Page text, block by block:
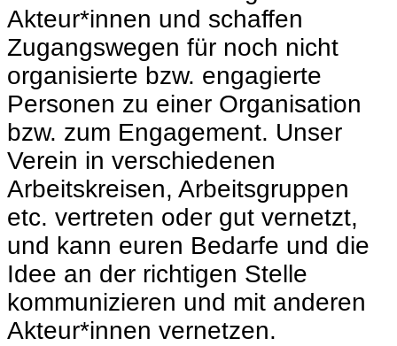
Akteur*innen und schaffen
Zugangswegen für noch nicht
organisierte bzw. engagierte
Personen zu einer Organisation
bzw. zum Engagement. Unser
Verein in verschiedenen
Arbeitskreisen, Arbeitsgruppen
etc. vertreten oder gut vernetzt,
und kann euren Bedarfe und die
Idee an der richtigen Stelle
kommunizieren und mit anderen
Akteur*innen vernetzen.